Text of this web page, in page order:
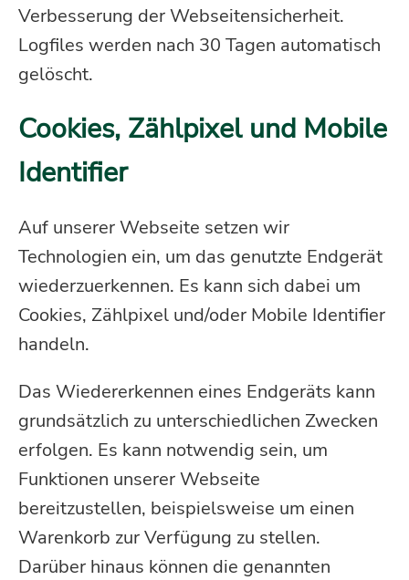
Verbesserung der Webseitensicherheit.
Logfiles werden nach 30 Tagen automatisch
gelöscht.
Cookies, Zählpixel und Mobile
Identifier
Auf unserer Webseite setzen wir
Technologien ein, um das genutzte Endgerät
wiederzuerkennen. Es kann sich dabei um
Cookies, Zählpixel und/oder Mobile Identifier
handeln.
Das Wiedererkennen eines Endgeräts kann
grundsätzlich zu unterschiedlichen Zwecken
erfolgen. Es kann notwendig sein, um
Funktionen unserer Webseite
bereitzustellen, beispielsweise um einen
Warenkorb zur Verfügung zu stellen.
Darüber hinaus können die genannten